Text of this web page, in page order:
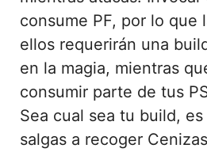
consume PF, por lo que
ellos requerirán una
en la magia, mientras
consumir parte de tus
Sea cual sea tu build,
salgas a recoger